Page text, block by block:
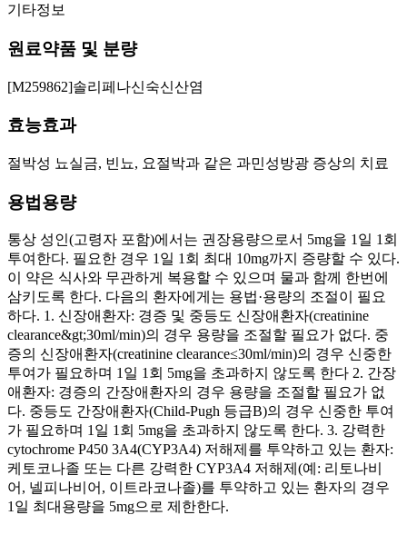
기타정보
원료약품 및 분량
[M259862]솔리페나신숙신산염
효능효과
절박성 뇨실금, 빈뇨, 요절박과 같은 과민성방광 증상의 치료
용법용량
통상 성인(고령자 포함)에서는 권장용량으로서 5mg을 1일 1회
투여한다. 필요한 경우 1일 1회 최대 10mg까지 증량할 수 있다.
이 약은 식사와 무관하게 복용할 수 있으며 물과 함께 한번에
삼키도록 한다. 다음의 환자에게는 용법·용량의 조절이 필요
하다. 1. 신장애환자: 경증 및 중등도 신장애환자(creatinine
clearance&gt;30ml/min)의 경우 용량을 조절할 필요가 없다. 중
증의 신장애환자(creatinine clearance≤30ml/min)의 경우 신중한
투여가 필요하며 1일 1회 5mg을 초과하지 않도록 한다 2. 간장
애환자: 경증의 간장애환자의 경우 용량을 조절할 필요가 없
다. 중등도 간장애환자(Child-Pugh 등급B)의 경우 신중한 투여
가 필요하며 1일 1회 5mg을 초과하지 않도록 한다. 3. 강력한
cytochrome P450 3A4(CYP3A4) 저해제를 투약하고 있는 환자:
케토코나졸 또는 다른 강력한 CYP3A4 저해제(예: 리토나비
어, 넬피나비어, 이트라코나졸)를 투약하고 있는 환자의 경우
1일 최대용량을 5mg으로 제한한다.